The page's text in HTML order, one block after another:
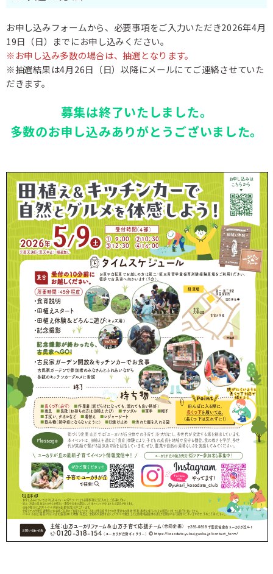
お申し込みフォームから、必要事項をご入力いただき2026年4月
19日（日）までにお申し込みください。
※お申し込み多数の場合は、抽選となります。
※抽選結果は4月26日（日）以降にメールにてご連絡させていた
だきます。
募集は終了いたしました。
多数のお申し込みありがとうございました。